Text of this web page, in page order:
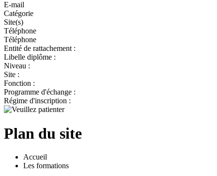
E-mail
Catégorie
Site(s)
Téléphone
Téléphone
Entité de rattachement :
Libelle diplôme :
Niveau :
Site :
Fonction :
Programme d'échange :
Régime d'inscription :
Plan du site
Accueil
Les formations